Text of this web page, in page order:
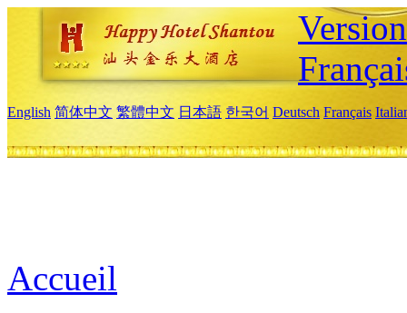
English 简体中文 繁體中文 日本語 한국어 Deutsch Français
Accueil